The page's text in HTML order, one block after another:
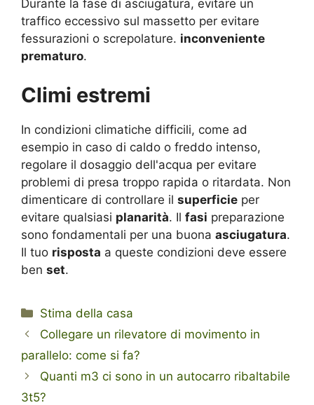
Durante la fase di asciugatura, evitare un
traffico eccessivo sul massetto per evitare
fessurazioni o screpolature. inconveniente
prematuro.
Climi estremi
In condizioni climatiche difficili, come ad
esempio in caso di caldo o freddo intenso,
regolare il dosaggio dell'acqua per evitare
problemi di presa troppo rapida o ritardata. Non
dimenticare di controllare il superficie per
evitare qualsiasi planarità. Il fasi preparazione
sono fondamentali per una buona asciugatura.
Il tuo risposta a queste condizioni deve essere
ben set.
Categorie
Stima della casa
Collegare un rilevatore di movimento in
parallelo: come si fa?
Quanti m3 ci sono in un autocarro ribaltabile
3t5?